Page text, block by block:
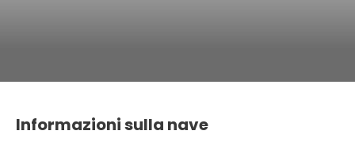
Informazioni sulla nave